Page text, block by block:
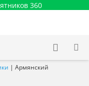
360
| Армянский